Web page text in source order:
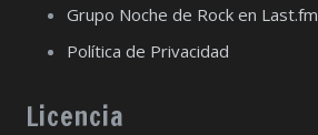
Grupo Noche de Rock en Last.fm
Política de Privacidad
Licencia